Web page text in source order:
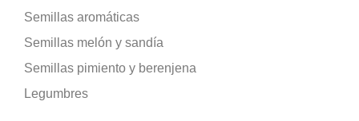
Semillas aromáticas
Semillas melón y sandía
Semillas pimiento y berenjena
Legumbres